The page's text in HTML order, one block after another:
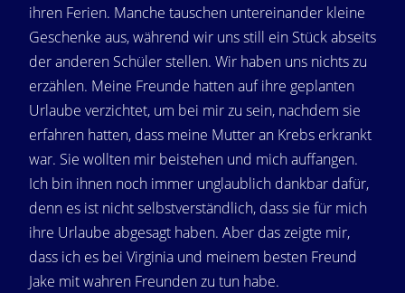
ihren Ferien. Manche tauschen untereinander kleine
Geschenke aus, während wir uns still ein Stück abseits
der anderen Schüler stellen. Wir haben uns nichts zu
erzählen. Meine Freunde hatten auf ihre geplanten
Urlaube verzichtet, um bei mir zu sein, nachdem sie
erfahren hatten, dass meine Mutter an Krebs erkrankt
war. Sie wollten mir beistehen und mich auffangen.
Ich bin ihnen noch immer unglaublich dankbar dafür,
denn es ist nicht selbstverständlich, dass sie für mich
ihre Urlaube abgesagt haben. Aber das zeigte mir,
dass ich es bei Virginia und meinem besten Freund
Jake mit wahren Freunden zu tun habe.